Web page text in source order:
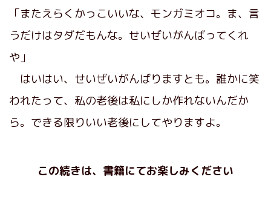
「またえらくかっこいいな、モンガミオコ。ま、言
うだけはタダだもんな。せいぜいがんばってくれ
や」
はいはい、せいぜいがんばりますとも。誰かに笑
われたって、私の老後は私にしか作れないんだか
ら。できる限りいい老後にしてやりますよ。
この続きは、書籍にてお楽しみください